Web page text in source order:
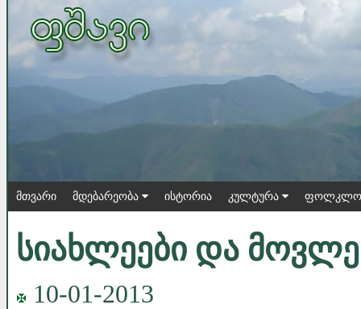
მთვარი მდებარეობა ისტორია კულტურა
სიახლეები და
10-01-2013